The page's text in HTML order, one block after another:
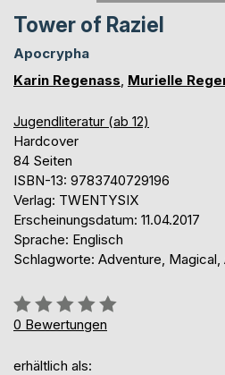
Tower of Raziel
Apocrypha
Karin Regenass Murielle
Jugendliteratur (ab 12)
Hardcover
84 Seiten
ISBN-13: 9783740729196
Verlag: TWENTYSIX
Erscheinungsdatum: 11.04.2017
Sprache: Englisch
Schlagworte: Adventure,
Bewertung::
0%
0 Bewertungen
erhältlich als: